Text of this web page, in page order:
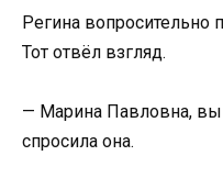
Регина вопросительно
Тот отвёл взгляд.
— Марина Павловна,
спросила она.